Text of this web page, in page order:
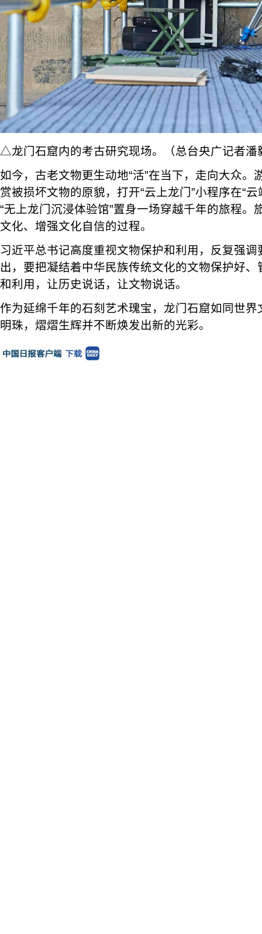
△龙门石窟内的考古研究现场。（总台央广记者潘
如今，古老文物更生动地“活”在当下，走向大众。
赏被损坏文物的原貌，打开“云上龙门”小程序在“
“无上龙门沉浸体验馆”置身一场穿越千年的旅程。
文化、增强文化自信的过程。
习近平总书记高度重视文物保护和利用，反复强
出，要把凝结着中华民族传统文化的文物保护好
和利用，让历史说话，让文物说话。
作为延绵千年的石刻艺术瑰宝，龙门石窟如同世
明珠，熠熠生辉并不断焕发出新的光彩。